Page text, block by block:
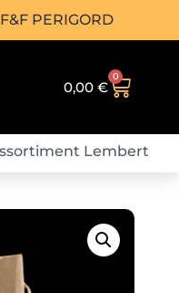
PERIGORD
0,00€
0
Lembert